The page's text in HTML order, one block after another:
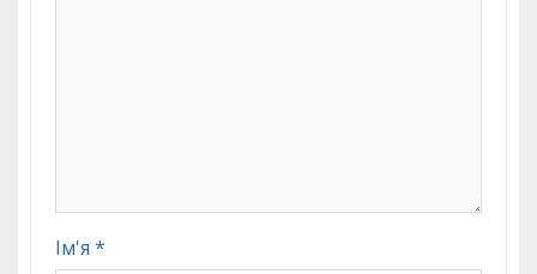
Ім'я *